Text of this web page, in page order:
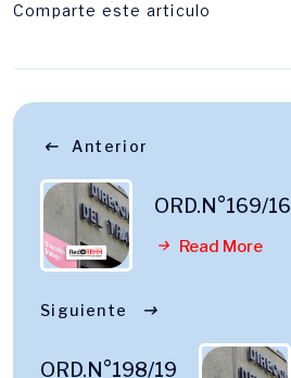
Comparte este articulo
Anterior
ORD.N°169/16
Read More
Siguiente
ORD.N°198/19